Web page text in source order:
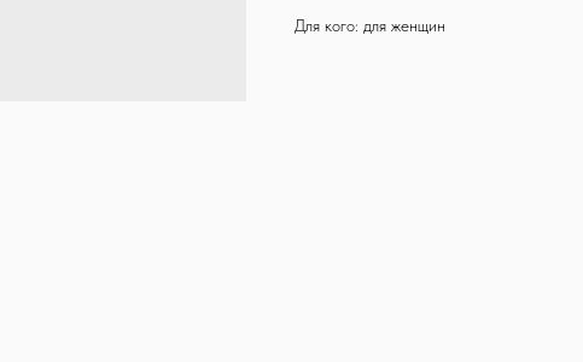
Для кого: для женщин